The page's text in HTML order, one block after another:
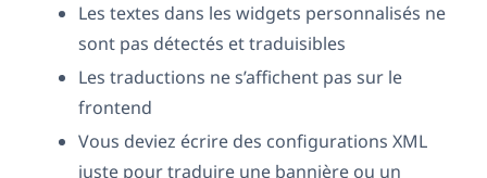
Les textes dans les widgets personnalisés ne
sont pas détectés et traduisibles
Les traductions ne s’affichent pas sur le
frontend
Vous deviez écrire des configurations XML
juste pour traduire une bannière ou un